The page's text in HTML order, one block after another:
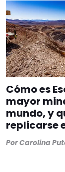
Cómo es
mayor
mundo, y
replicarse
PorCarolina